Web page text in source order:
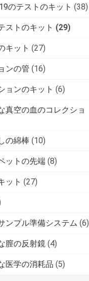
のテストのキット (38)
ストのキット (29)
キット (27)
ンの管 (16)
ョンのキット (6)
真空の血のコレクショ
の綿棒 (10)
ットの先端 (8)
ット (27)
ンプル準備システム (6)
膣の反射鏡 (4)
医学の消耗品 (5)